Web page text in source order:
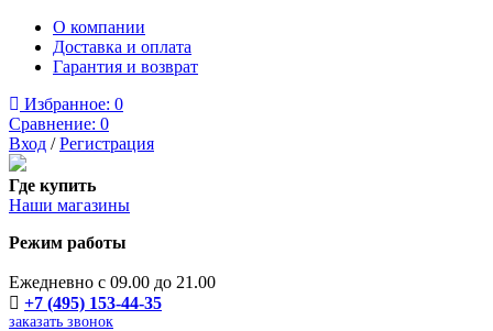
О компании
Доставка и оплата
Гарантия и возврат
Избранное: 0
Сравнение: 0
Вход /Регистрация
Где купить
Наши магазины
Режим работы
Ежедневно с 09.00 до 21.00
+7 (495) 153-44-35
заказать звонок